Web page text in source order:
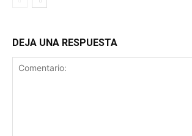
DEJA UNA RESPUESTA